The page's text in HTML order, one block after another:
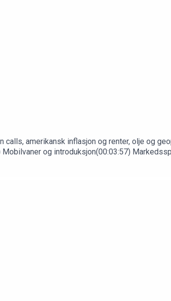
calls, amerikansk inflasjon og renter, olje og
og introduksjon(00:03:57)
Oljelagre, Iran og markedet(00:39:00)
Rehabilitering etter operasjon(01:28:21)